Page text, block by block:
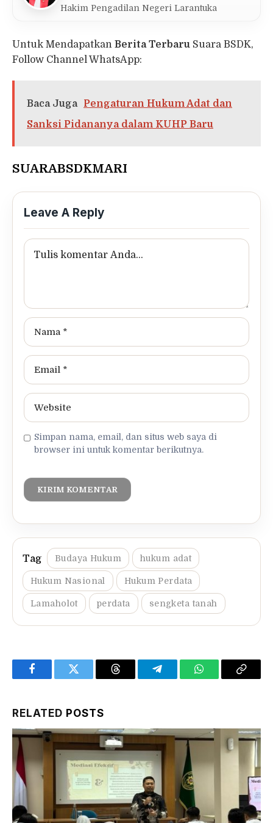
Hakim Pengadilan Negeri Larantuka
Untuk Mendapatkan Berita Terbaru Suara BSDK,
Follow Channel WhatsApp:
Baca Juga
Pengaturan Hukum Adat dan
Sanksi Pidananya dalam KUHP Baru
SUARABSDKMARI
Leave A Reply
Simpan nama, email, dan situs web saya di
browser ini untuk komentar berikutnya.
Budaya Hukum hukum adat
Hukum Nasional Hukum Perdata
Lamaholot perdata sengketa tanah
FacebookTwitter Threads TelegramWhatsAppCopy
RELATED POSTS